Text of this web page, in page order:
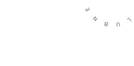
L
U
B
N
E